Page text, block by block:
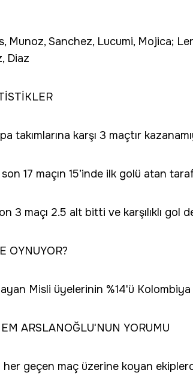
Munoz, Sanchez, Lucumi, Mojica;
Diaz
takımlarına karşı 3 maçtır
17 maçın 15’inde ilk golü atan
3 maçı 2.5 alt bitti ve karşılıklı gol
OYNUYOR?
Misli üyelerinin %14'ü
ARSLANOĞLU'NUN YORUMU
geçen maç üzerine koyan